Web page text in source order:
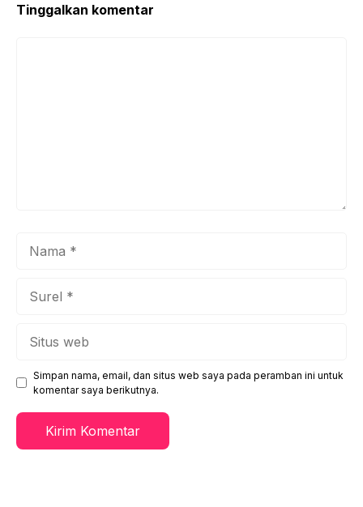
Tinggalkan komentar
Simpan nama, email, dan situs web saya pada peramban ini untuk
komentar saya berikutnya.